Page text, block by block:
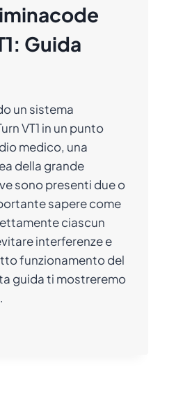
Guida
un sistema
VT1 in un punto
medico, una
della grande
sono presenti due o
sapere come
ciascun
interferenze e
funzionamento del
guida ti mostreremo